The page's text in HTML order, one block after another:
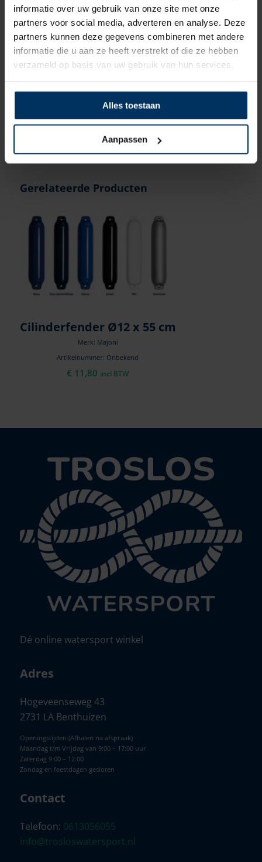
informatie over uw gebruik van onze site met onze
partners voor social media, adverteren en analyse. Deze
partners kunnen deze gegevens combineren met andere
informatie die u aan ze heeft verstrekt of die ze hebben
verzameld op basis van uw gebruik van hun services.
Alles toestaan
Aanpassen
Fenderventiel voor Majoni fenders
Merk: Majoni
€ 1,50 incl BTW
Gerelateerde Producten
Cilinderfender Ø12 x 55 cm
Merk: Majoni
Artikelnummer: Onbekend
€ 11,80 incl BTW
Dé online watersport winkel
Adres
Hogeveenseweg 43
2731 LA Benthuizen
Openingstijden (Afhalen na afspraak)
Maandag t/m Vrijdag van 9:00 – 17:00 uur
Zaterdag 9:00 – 12:00
Zondag en feestdagen gesloten
Contact
Telefoon: 0613056055
info@trosloswatersport.nl